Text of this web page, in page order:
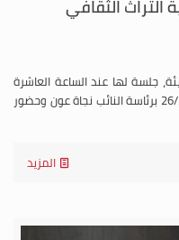
التراث الثقافي
جلسة لها عند الساعة العاشرة
من قبل ظهر يوم الثلاثاء الواقع فيه 26/5/2026 برئاسة النائب نجاة عون وحضور
المزيد